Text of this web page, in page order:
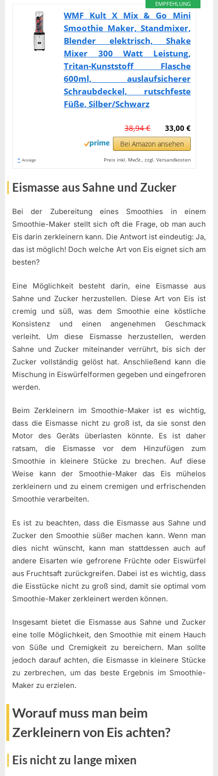
EMPFEHLUNG
WMF Kult X Mix & Go Mini
Smoothie Maker, Standmixer,
Blender elektrisch, Shake
Mixer 300 Watt Leistung,
Tritan-Kunststoff Flasche
600ml, auslaufsicherer
Schraubdeckel, rutschfeste
Füße, Silber/Schwarz
33,00 €
38,94 €
Bei Amazon ansehen
* Anzeige Preis inkl. MwSt., zzgl. Versandkosten
Eismasse aus Sahne und Zucker
Bei der Zubereitung eines Smoothies in einem
Smoothie-Maker stellt sich oft die Frage, ob man auch
Eis darin zerkleinern kann. Die Antwort ist eindeutig: Ja,
das ist möglich! Doch welche Art von Eis eignet sich am
besten?
Eine Möglichkeit besteht darin, eine Eismasse aus
Sahne und Zucker herzustellen. Diese Art von Eis ist
cremig und süß, was dem Smoothie eine köstliche
Konsistenz und einen angenehmen Geschmack
verleiht. Um diese Eismasse herzustellen, werden
Sahne und Zucker miteinander verrührt, bis sich der
Zucker vollständig gelöst hat. Anschließend kann die
Mischung in Eiswürfelformen gegeben und eingefroren
werden.
Beim Zerkleinern im Smoothie-Maker ist es wichtig,
dass die Eismasse nicht zu groß ist, da sie sonst den
Motor des Geräts überlasten könnte. Es ist daher
ratsam, die Eismasse vor dem Hinzufügen zum
Smoothie in kleinere Stücke zu brechen. Auf diese
Weise kann der Smoothie-Maker das Eis mühelos
zerkleinern und zu einem cremigen und erfrischenden
Smoothie verarbeiten.
Es ist zu beachten, dass die Eismasse aus Sahne und
Zucker den Smoothie süßer machen kann. Wenn man
dies nicht wünscht, kann man stattdessen auch auf
andere Eisarten wie gefrorene Früchte oder Eiswürfel
aus Fruchtsaft zurückgreifen. Dabei ist es wichtig, dass
die Eisstücke nicht zu groß sind, damit sie optimal vom
Smoothie-Maker zerkleinert werden können.
Insgesamt bietet die Eismasse aus Sahne und Zucker
eine tolle Möglichkeit, den Smoothie mit einem Hauch
von Süße und Cremigkeit zu bereichern. Man sollte
jedoch darauf achten, die Eismasse in kleinere Stücke
zu zerbrechen, um das beste Ergebnis im Smoothie-
Maker zu erzielen.
Worauf muss man beim
Zerkleinern von Eis achten?
Eis nicht zu lange mixen